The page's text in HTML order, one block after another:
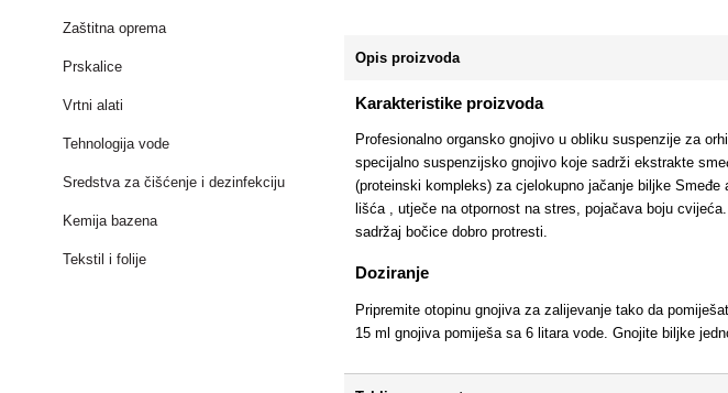
Zaštitna oprema
Prskalice
Vrtni alati
Tehnologija vode
Sredstva za čišćenje i dezinfekciju
Kemija bazena
Tekstil i folije
Opis proizvoda
Karakteristike proizvoda
Profesionalno organsko gnojivo u obliku suspenzije za
specijalno suspenzijsko gnojivo koje sadrži ekstrakte
(proteinski kompleks) za cjelokupno jačanje biljke
lišća , utječe na otpornost na stres, pojačava boju
sadržaj bočice dobro protresti.
Doziranje
Pripremite otopinu gnojiva za zalijevanje tako da
15 ml gnojiva pomiješa sa 6 litara vode. Gnojite biljke